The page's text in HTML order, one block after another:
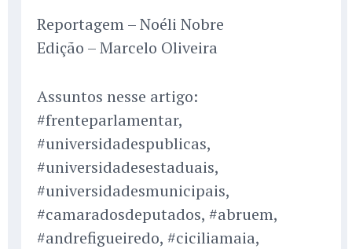
Reportagem – Noéli Nobre
Edição – Marcelo Oliveira
Assuntos nesse artigo:
#frenteparlamentar,
#universidadespublicas,
#universidadesestaduais,
#universidadesmunicipais,
#camaradosdeputados, #abruem,
#andrefigueiredo, #ciciliamaia,